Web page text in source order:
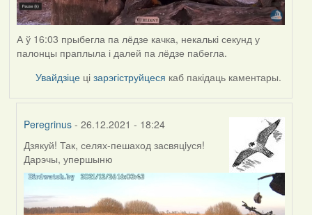
А ў 16:03 прыбегла па лёдзе качка, некалькі секунд у
палонцы праплыла і далей па лёдзе пабегла.
Увайдзіце цізарэгіструйцеся каб пакідаць каментары.
Peregrinus - 26.12.2021 - 18:24
In
reply
to
by
Lighty
Дзякуй! Так, селях-пешаход засвяцiуся!
Дарэчы, упершыню